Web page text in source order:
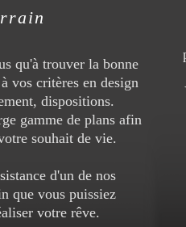
qu'à trouver la bonne
vos critères en design
dispositions.
gamme de plans afin
souhait de vie.
d'un de nos
que vous puissiez
votre rêve.